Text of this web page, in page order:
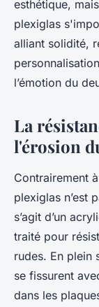
esthétique,
plexiglas
alliant solidité,
l’émotion du
La
l'érosion
Contrairement
plexiglas n’est
s’agit d’un
traité pour
rudes. En plein
se fissurent
dans les